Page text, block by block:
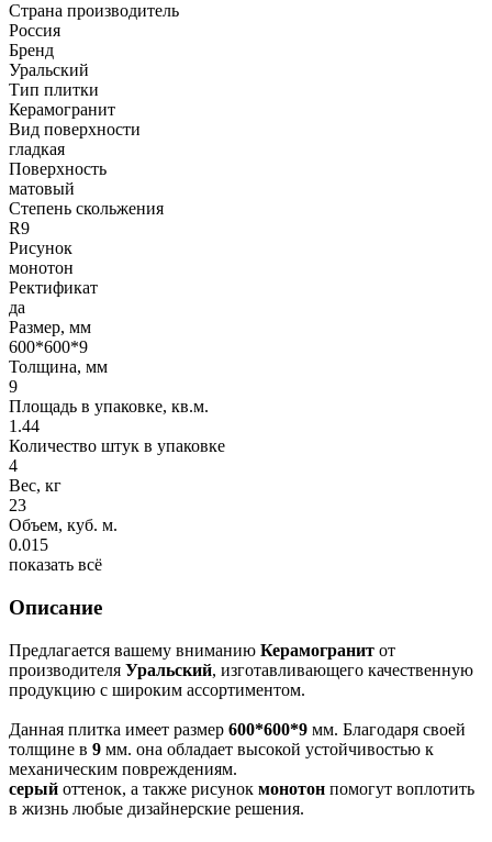
Страна производитель
Россия
Бренд
Уральский
Тип плитки
Керамогранит
Вид поверхности
гладкая
Поверхность
матовый
Степень скольжения
R9
Рисунок
монотон
Ректификат
да
Размер, мм
600*600*9
Толщина, мм
9
Площадь в упаковке, кв.м.
1.44
Количество штук в упаковке
4
Вес, кг
23
Объем, куб. м.
0.015
показать всё
Описание
Предлагается вашему вниманию Керамогранит от
производителя Уральский, изготавливающего качественную
продукцию с широким ассортиментом.
Данная плитка имеет размер 600*600*9 мм. Благодаря своей
толщине в 9 мм. она обладает высокой устойчивостью к
механическим повреждениям.
серый оттенок, а также рисунок монотон помогут воплотить
в жизнь любые дизайнерские решения.